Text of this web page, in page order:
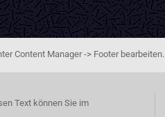
Content Manager -> Footer bearbeiten.
Text können Sie im